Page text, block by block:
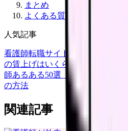
まとめ
よくある質問
人気記事
看護師転職サイトランキング
の賃上げはいくら？2026年度の
師あるある50選【共感必至】
看
の方法
関連記事